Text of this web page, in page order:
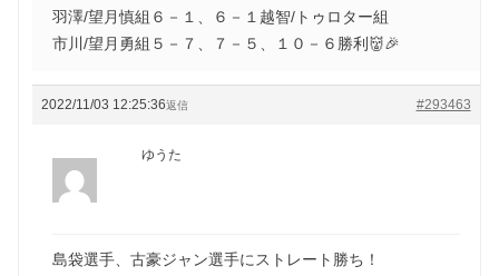
羽澤/望月慎組６－１、６－１越智/トゥロター組
市川/望月勇組５－７、７－５、１０－６勝利👹🎉
2022/11/03 12:25:36 #293463
返信
ゆうた
島袋選手、古豪ジャン選手にストレート勝ち！